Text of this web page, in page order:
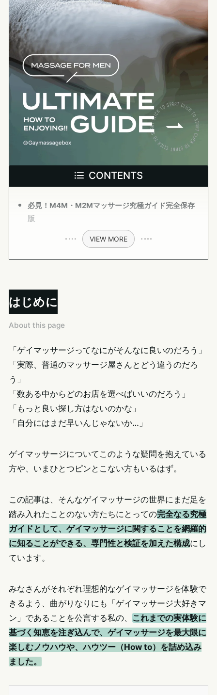
CONTENTS
必見！M4M・M2Mマッサージ究極ガイド完全保存
版
VIEW MORE
はじめに
About this page
「ゲイマッサージってなにがそんなに良いのだろう」
「実際、普通のマッサージ屋さんとどう違うのだろ
う」
「数ある中からどのお店を選べばいいのだろう」
「もっと良い探し方はないのかな」
「自分にはまだ早いんじゃないか…」
ゲイマッサージについてこのような疑問を抱えている
方や、いまひとつピンとこない方もいるはず。
この記事は、そんなゲイマッサージの世界にまだ足を
踏み入れたことのない方たちにとっての完全なる究極
ガイドとして、ゲイマッサージに関することを網羅的
に知ることができる、専門性と検証を加えた構成にし
ています。
みなさんがそれぞれ理想的なゲイマッサージを体験で
きるよう、曲がりなりにも「ゲイマッサージ大好きマ
ン」であることを公言する私の、
これまでの実体験に
基づく知恵を注ぎ込んで、ゲイマッサージを最大限に
楽しむノウハウや、ハウツー（How to）を詰め込み
ました。